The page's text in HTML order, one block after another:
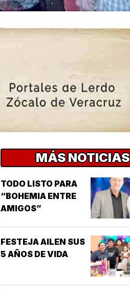
MÁS NOTICIAS
TODO LISTO PARA
“BOHEMIA ENTRE
AMIGOS”
FESTEJA AILEN SUS
5 AÑOS DE VIDA